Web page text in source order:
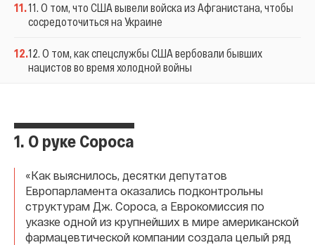
11.11. О том, что США вывели войска из Афганистана, чтобы
сосредоточиться на Украине
12.12. О том, как спецслужбы США вербовали бывших
нацистов во время холодной войны
1. О руке Сороса
«Как выяснилось, десятки депутатов
Европарламента оказались подконтрольны
структурам Дж. Сороса, а Еврокомиссия по
указке одной из крупнейших в мире американской
фармацевтической компании создала целый ряд